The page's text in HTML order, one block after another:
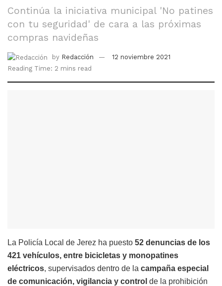
Continúa la iniciativa municipal 'No patines
con tu seguridad' de cara a las próximas
compras navideñas
by Redacción
12 noviembre 2021
Reading Time: 2 mins read
La Policía Local de Jerez ha puesto 52 denuncias de los
421 vehículos, entre bicicletas y monopatines
eléctricos, supervisados dentro de la campaña especial
de comunicación, vigilancia y control de la prohibición